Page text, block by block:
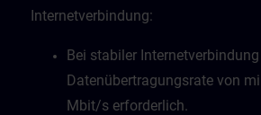
Internetverbindung:
Bei stabiler
Datenübertragungsrate von
Mbit/s erforderlich.